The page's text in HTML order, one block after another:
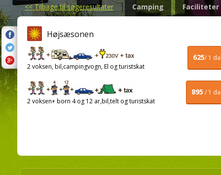
<<Tilbage til søgeresultater Camping Faciliteter
Højsæsonen
625/ 1
2 voksen, bil,campingvogn, El og turistskat
895 / 1
2 voksen+ born 4 og 12 ar,bil,telt og turistskat